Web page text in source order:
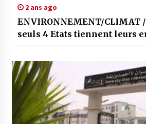
2 ans ago
ENVIRONNEMENT/CLIMAT
seuls 4 Etats tiennent leurs